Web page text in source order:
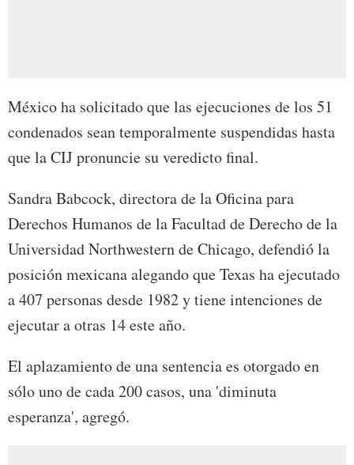
México ha solicitado que las ejecuciones de los 51
condenados sean temporalmente suspendidas hasta
que la CIJ pronuncie su veredicto final.
Sandra Babcock, directora de la Oficina para
Derechos Humanos de la Facultad de Derecho de la
Universidad Northwestern de Chicago, defendió la
posición mexicana alegando que Texas ha ejecutado
a 407 personas desde 1982 y tiene intenciones de
ejecutar a otras 14 este año.
El aplazamiento de una sentencia es otorgado en
sólo uno de cada 200 casos, una 'diminuta
esperanza', agregó.